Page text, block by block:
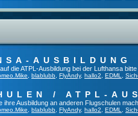
AUSBILDUNG
die ATPL-Ausbildung bei der Lufthansa
blablubb FlyAndy, hallo2 EDML
/ ATPL-
ihre Ausbildung an anderen Flugschulen
blablubb FlyAndy, hallo2 EDML